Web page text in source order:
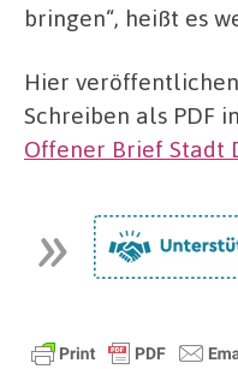
bringen“, heißt es
Hier
Schreiben als PDF
Offener Brief Stadt